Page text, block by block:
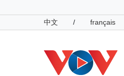
中文
/ français